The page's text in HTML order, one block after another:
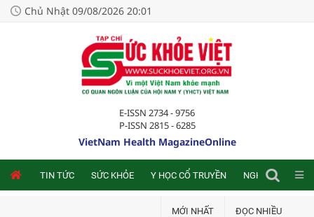
Chủ Nhật 09/08/2026 20:01
E-ISSN 2734 - 9756
P-ISSN 2815 - 6285
VietNam Health MagazineOnline
TIN TỨC SỨC KHỎE Y HỌC CỔ TRUYỀN NGHIÊN CỨU
MỚI NHẤT ĐỌC NHIỀU